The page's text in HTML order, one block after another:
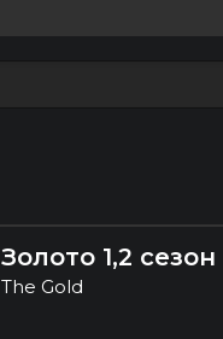
Золото 1,2
The Gold